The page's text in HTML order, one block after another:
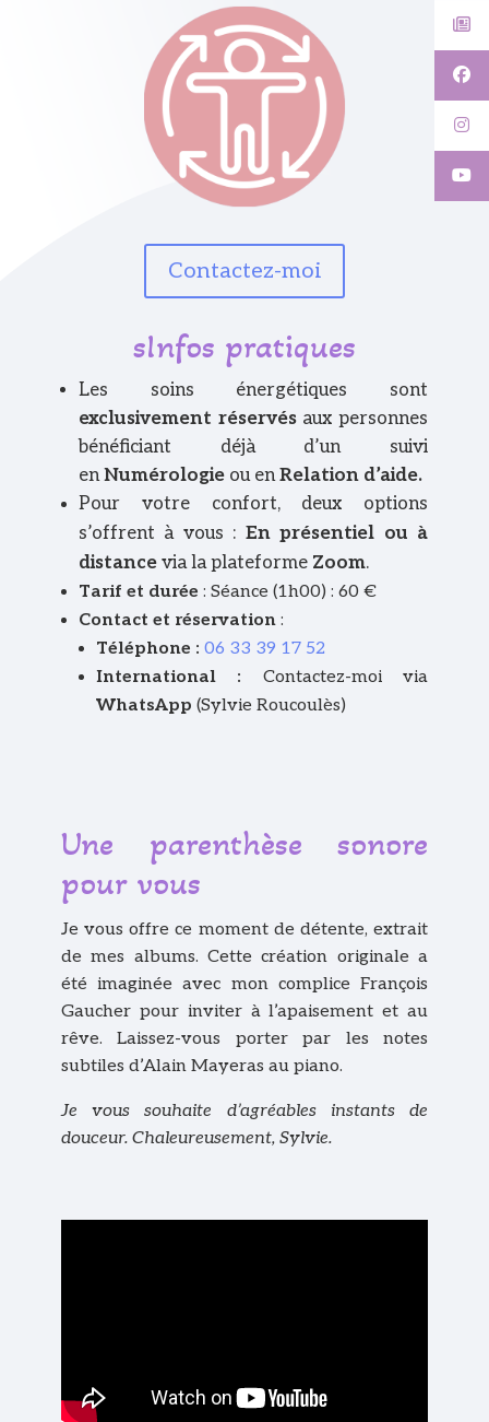
Contactez-moi
sInfos pratiques
Les soins énergétiques sont
exclusivement réservésaux personnes
bénéficiant déjà d’un suivi
enNumérologie ou enRelation d’aide.
Pour votre confort, deux options
s’offrent à vous : En présentiel ou à
distance via la plateforme Zoom.
Tarif et durée : Séance (1h00) : 60 €
Contact et réservation :
Téléphone : 06 33 39 17 52
International : Contactez-moi via
WhatsApp (Sylvie Roucoulès)
Une parenthèse sonore
pour vous
Je vous offre ce moment de détente, extrait
de mes albums. Cette création originale a
été imaginée avec mon complice François
Gaucher pour inviter à l’apaisement et au
rêve. Laissez-vous porter par les notes
subtiles d’Alain Mayeras au piano.
Je vous souhaite d’agréables instants de
douceur. Chaleureusement, Sylvie.